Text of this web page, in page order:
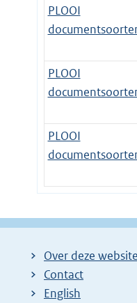
PLOOI
PLOOI
PLOOI
Over deze website
Contact
English